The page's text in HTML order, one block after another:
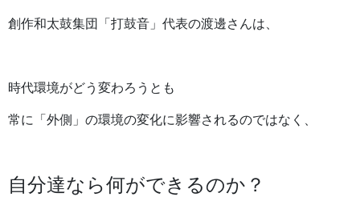
創作和太鼓集団「打鼓音」代表の渡邊さんは、
時代環境がどう変わろうとも
常に「外側」の環境の変化に影響されるのではなく、
自分達なら何ができるのか？